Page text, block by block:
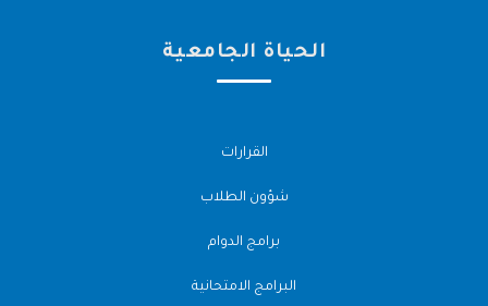
الحياة الجامعية
القرارات
شؤون الطلاب
برامج الدوام
البرامج الامتحانية